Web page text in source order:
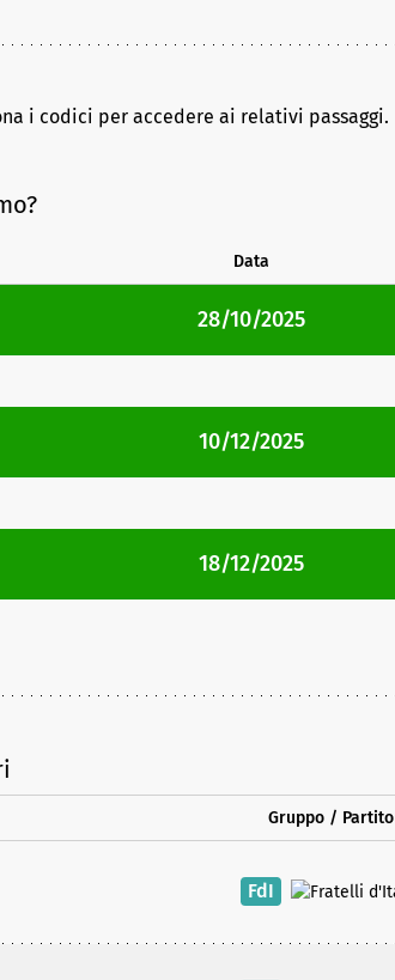
i codici per accedere ai relativi passaggi.
Data
28/10/2025
10/12/2025
18/12/2025
Gruppo / Partito
FdI